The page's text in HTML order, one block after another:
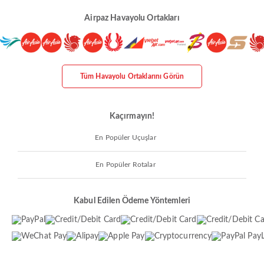
Airpaz Havayolu Ortakları
Tüm Havayolu Ortaklarını Görün
Kaçırmayın!
En Popüler Uçuşlar
En Popüler Rotalar
Kabul Edilen Ödeme Yöntemleri